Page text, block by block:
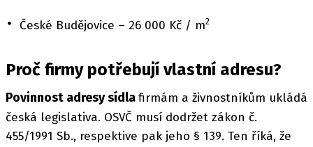
České Budějovice – 26 000 Kč / m2
Proč firmy potřebují vlastní adresu?
Povinnost adresy sídlafirmám a živnostníkům ukládá
česká legislativa. OSVČ musí dodržet zákon č.
455/1991 Sb., respektive pak jeho § 139. Ten říká, že